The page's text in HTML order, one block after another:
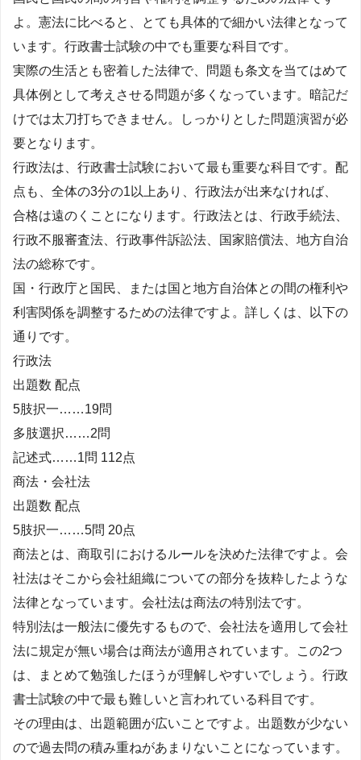
よ。憲法に比べると、とても具体的で細かい法律となって
います。行政書士試験の中でも重要な科目です。
実際の生活とも密着した法律で、問題も条文を当てはめて
具体例として考えさせる問題が多くなっています。暗記だ
けでは太刀打ちできません。しっかりとした問題演習が必
要となります。
行政法は、行政書士試験において最も重要な科目です。配
点も、全体の3分の1以上あり、行政法が出来なければ、
合格は遠のくことになります。行政法とは、行政手続法、
行政不服審査法、行政事件訴訟法、国家賠償法、地方自治
法の総称です。
国・行政庁と国民、または国と地方自治体との間の権利や
利害関係を調整するための法律ですよ。詳しくは、以下の
通りです。
行政法
出題数 配点
5肢択一……19問
多肢選択……2問
記述式……1問 112点
商法・会社法
出題数 配点
5肢択一……5問 20点
商法とは、商取引におけるルールを決めた法律ですよ。会
社法はそこから会社組織についての部分を抜粋したような
法律となっています。会社法は商法の特別法です。
特別法は一般法に優先するもので、会社法を適用して会社
法に規定が無い場合は商法が適用されています。この2つ
は、まとめて勉強したほうが理解しやすいでしょう。行政
書士試験の中で最も難しいと言われている科目です。
その理由は、出題範囲が広いことですよ。出題数が少ない
ので過去問の積み重ねがあまりないことになっています。